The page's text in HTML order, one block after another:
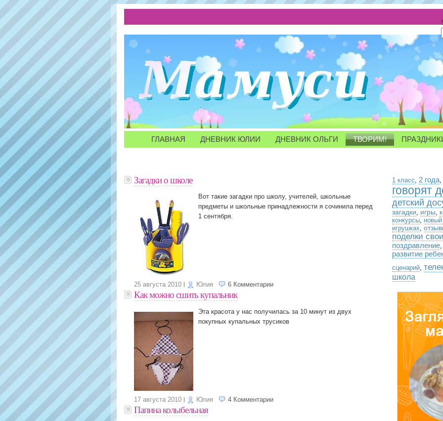
ГЛАВНАЯ ДНЕВНИК ЮЛИИ ДНЕВНИК ОЛЬГИ ТВОРИМ!
Загадки о школе
Вот такие загадки про школу, учителей, школьные
предметы и школьные принадлежности я сочинила перед
1 сентября.
25 августа 2010 Юлия 6 Комментарии
Как можно сшить купальник
Эта красота у нас получилась за 10 минут из двух
покупных купальных трусиков
17 августа 2010 Юлия 4 Комментарии
Папина колыбельная
1 класс,2 года
говорят
детский
загадки, игры,
конкурсы,
игрушках,
поделки
поздравление
развитие
сценарий,
школа